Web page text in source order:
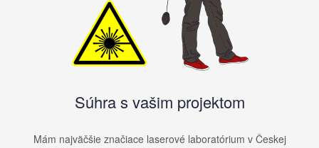
Súhra s vašim projektom
Mám najväčšie značiace laserové laboratórium v ​​Českej